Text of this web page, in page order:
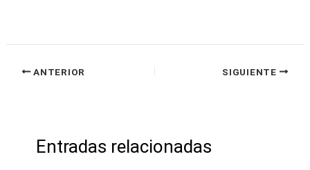
ANTERIOR SIGUIENTE
Entradas relacionadas